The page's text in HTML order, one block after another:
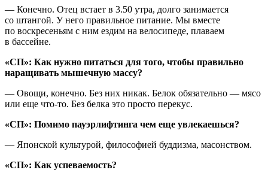
— Конечно. Отец встает в 3.50 утра, долго занимается
со штангой. У него правильное питание. Мы вместе
по воскресеньям с ним ездим на велосипеде, плаваем
в бассейне.
«СП»: Как нужно питаться для того, чтобы правильно
наращивать мышечную массу?
— Овощи, конечно. Без них никак. Белок обязательно — мясо
или еще что-то. Без белка это просто перекус.
«СП»: Помимо пауэрлифтинга чем еще увлекаешься?
— Японской культурой, философией буддизма, масонством.
«СП»: Как успеваемость?